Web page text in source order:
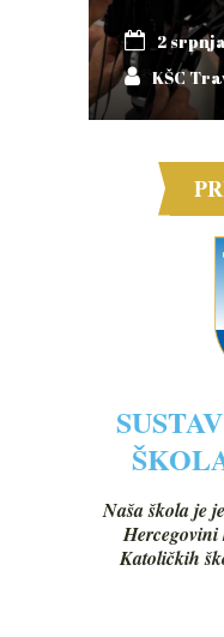
2
KŠC
Naša škola je
Hercegovini
Katoličkih